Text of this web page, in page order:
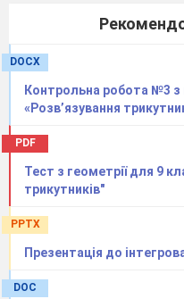
DOCX
Контрольна робота №3 з
«Розв’язування
PDF
Тест з геометрії для 9
трикутників"
PPTX
Презентація до
DOC